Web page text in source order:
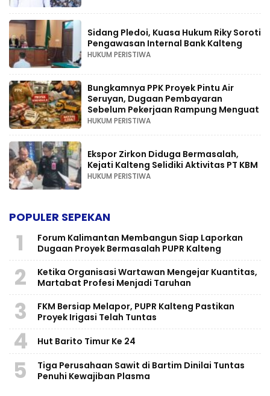
Sidang Pledoi, Kuasa Hukum Riky Soroti
Pengawasan Internal Bank Kalteng
HUKUM PERISTIWA
Bungkamnya PPK Proyek Pintu Air
Seruyan, Dugaan Pembayaran
Sebelum Pekerjaan Rampung Menguat
HUKUM PERISTIWA
Ekspor Zirkon Diduga Bermasalah,
Kejati Kalteng Selidiki Aktivitas PT KBM
HUKUM PERISTIWA
POPULER SEPEKAN
1
Forum Kalimantan Membangun Siap Laporkan
Dugaan Proyek Bermasalah PUPR Kalteng
2
Ketika Organisasi Wartawan Mengejar Kuantitas,
Martabat Profesi Menjadi Taruhan
3
FKM Bersiap Melapor, PUPR Kalteng Pastikan
Proyek Irigasi Telah Tuntas
4 Hut Barito Timur Ke 24
5
Tiga Perusahaan Sawit di Bartim Dinilai Tuntas
Penuhi Kewajiban Plasma